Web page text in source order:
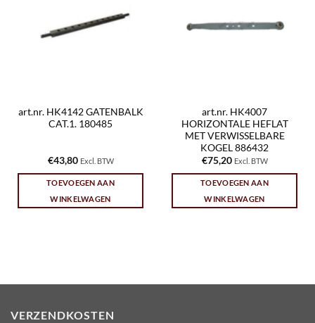
art.nr. HK4142 GATENBALK
CAT.1. 180485
€43,80 Excl. BTW
TOEVOEGEN AAN
WINKELWAGEN
art.nr. HK4007
HORIZONTALE HEFLAT
MET VERWISSELBARE
KOGEL 886432
€75,20 Excl. BTW
TOEVOEGEN AAN
WINKELWAGEN
VERZENDKOSTEN